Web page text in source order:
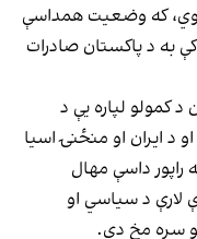
که وضعیت همداسې
به د پاکستان صادرات
کمولو لپاره یې د
او د ایران او منځنۍ اسیا
داسې مهال
لارې د سیاسي او
سره مخ دي.